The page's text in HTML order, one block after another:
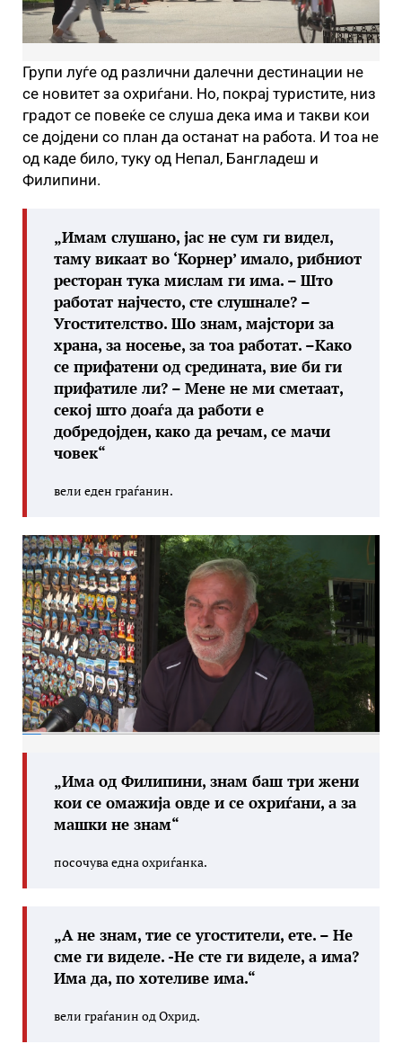
Групи луѓе од различни далечни дестинации не
се новитет за охриѓани. Но, покрај туристите, низ
градот се повеќе се слуша дека има и такви кои
се дојдени со план да останат на работа. И тоа не
од каде било, туку од Непал, Бангладеш и
Филипини.
„Имам слушано, јас не сум ги видел,
таму викаат во ‘Корнер’ имало, рибниот
ресторан тука мислам ги има. – Што
работат најчесто, сте слушнале? –
Угостителство. Шо знам, мајстори за
храна, за носење, за тоа работат. –Како
се прифатени од средината, вие би ги
прифатиле ли? – Мене не ми сметаат,
секој што доаѓа да работи е
добредојден, како да речам, се мачи
човек“
вели еден граѓанин.
„Има од Филипини, знам баш три жени
кои се омажија овде и се охриѓани, а за
машки не знам“
посочува една охриѓанка.
„А не знам, тие се угостители, ете. – Не
сме ги виделе. -Не сте ги виделе, а има?
Има да, по хотеливе има.“
вели граѓанин од Охрид.